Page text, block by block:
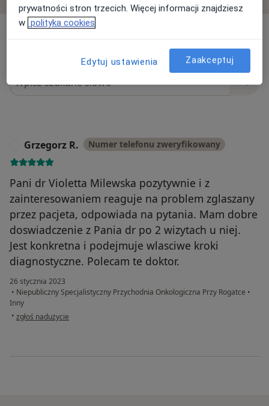
Grzegorz R. Numer telefonu zweryfikowany
Pani dr Violetta Milewska pozytywnie i z
zainteresowaniem reaguje na problem zglaszany
przez pacjeta, odpowiada na pytania. Mam dobre
doswiadczenie z Pania dr po 2 wizytach u niej.
Jest konkretna i podejmuje wlasciwe kroki
diagnostyczne. Polecam te doktor.
26 stycznia 2023
• Niepubliczny Specjalistyczny Przychodnia Onkologiczna Przy Rogatce •
Inny
• w opinii użytkownika Grzegorz R.
zgłoś nadużycie
prywatności stron trzecich. Więcej informacji znajdziesz
w polityka cookies
Edytuj ustawienia Zaakceptuj